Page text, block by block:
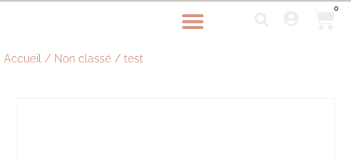
0
Accueil / Non classé / test